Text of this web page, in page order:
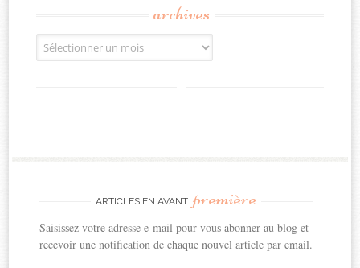
archives
Archives
ARTICLES EN AVANT première
Saisissez votre adresse e-mail pour vous abonner au blog et
recevoir une notification de chaque nouvel article par email.